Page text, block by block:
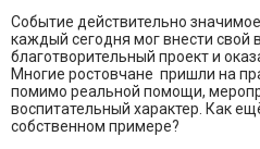
Событие действительно
каждый сегодня мог внести свой
благотворительный проект и
Многие ростовчане пришли на
помимо реальной помощи,
воспитательный характер. Как
собственном примере?